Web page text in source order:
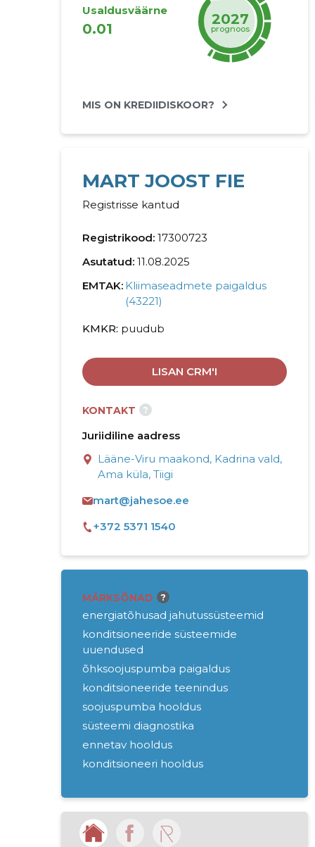
Usaldusväärne
0.01
2027
prognoos
MIS ON KREDIIDISKOOR?
MART JOOST FIE
Registrisse kantud
Registrikood: 17300723
Asutatud: 11.08.2025
EMTAK: Kliimaseadmete paigaldus
(43221)
KMKR puudub
LISAN CRM'I
KONTAKT ?
Juriidiline aadress
Lääne-Viru maakond, Kadrina vald,
Ama küla, Tiigi
mart@jahesoe.ee
+372 5371 1540
MÄRKSÕNAD ?
energiatõhusad jahutussüsteemid
konditsioneeride süsteemide
uuendused
õhksoojuspumba paigaldus
konditsioneeride teenindus
soojuspumba hooldus
süsteemi diagnostika
ennetav hooldus
konditsioneeri hooldus
energiatõhususe auditid
klienditugi
küttelahendused